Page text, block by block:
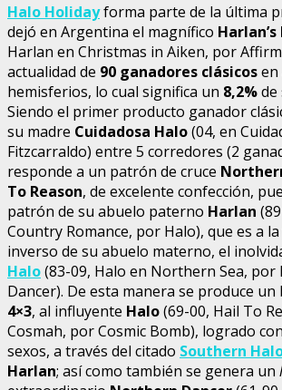
Halo Holidayforma parte de la última
dejó en Argentina el magnífico
Harlan en Christmas in Aiken, por
actualidad de 90 ganadores clásicosen
hemisferios, lo cual significa un 8,2%de
Siendo el primer producto ganador
su madre Cuidadosa Halo(04, en
Fitzcarraldo) entre 5 corredores (2
responde a un patrón de cruce
To Reason, de excelente confección,
patrón de su abuelo paterno Harlan
Country Romance, por Halo), que es a
inverso de su abuelo materno, el
Halo(83-09, Halo en Northern Sea,
Dancer). De esta manera se produce un
4×3, al influyente Halo(69-00, Hail To
Cosmah, por Cosmic Bomb), logrado
sexos, a través del citado Southern
Harlan; así como también se genera un